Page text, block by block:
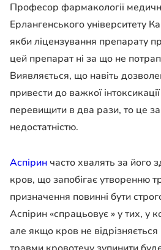
Професор фармакології
Ерлангенського університету
якби ліцензування препарату
цей препарат ні за що не
Виявляється, що навіть
привести до важкої
перевищити в два рази, то це
недостатністю.
Аспірин часто хвалять за його
кров, що запобігає утворенню
призначення повинні бути
Аспірин «спрацьовує » у тих, у
але якщо кров не відрізняється